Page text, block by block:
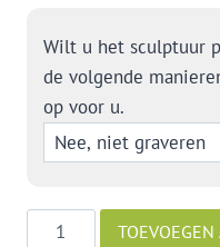
Wilt u het sculptuur
de volgende
op voor u.